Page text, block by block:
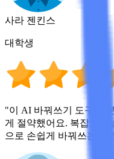
사라 젠킨스
대학생
"이 AI 바꿔쓰기 도구 덕
게 절약했어요. 복잡한
으로 손쉽게 바꿔쓰는 데